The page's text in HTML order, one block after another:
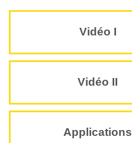
Vidéo I
Vidéo II
Applications